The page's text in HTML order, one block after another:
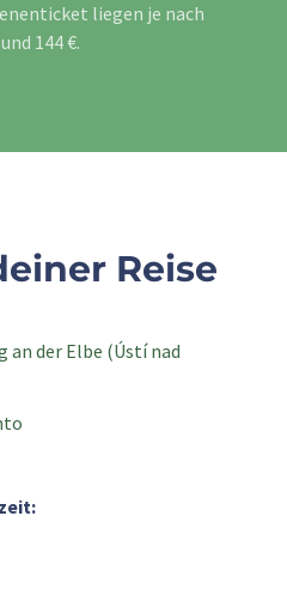
liegen je nach
144 €.
Reise
an der Elbe (Ústí nad